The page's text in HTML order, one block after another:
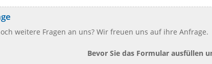
weitere Fragen an uns? Wir freuen uns auf ihre Anfrage.
Bevor Sie das Formular ausfüllen